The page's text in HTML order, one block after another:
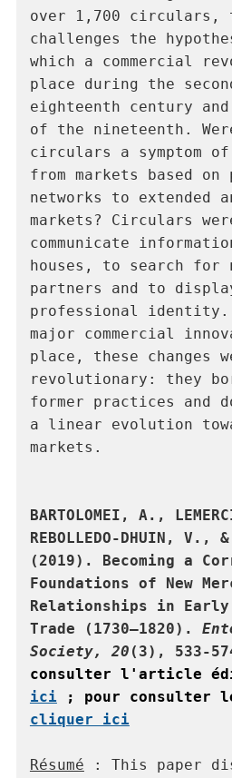
over 1,700 circulars,
challenges the
which a commercial
place during the
eighteenth century
of the nineteenth.
circulars a symptom
from markets based on
networks to extended
markets? Circulars
communicate
houses, to search for
partners and to
professional identity.
major commercial
place, these changes
revolutionary: they
former practices and
a linear evolution
markets.
BARTOLOMEI, A.,
REBOLLEDO-DHUIN, V.,
(2019). Becoming a
Foundations of New
Relationships in Early
Trade (1730–1820).
Society,
20 (3), 533-
consulter l'article
ici ; pour consulter
cliquer ici
Résumé : This paper